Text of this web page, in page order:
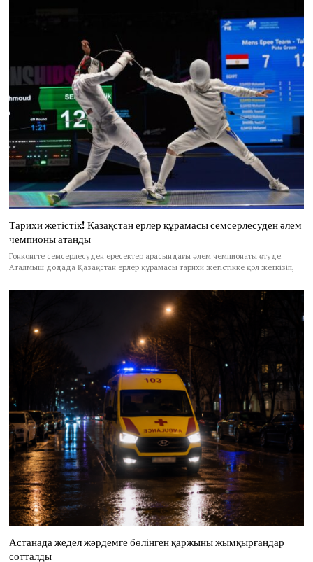
Тарихи жетістік! Қазақстан ерлер құрамасы семсерлесуден әлем
чемпионы атанды
Гонконгте семсерлесуден ересектер арасындағы әлем чемпионаты өтуде.
Аталмыш додада Қазақстан ерлер құрамасы тарихи жетістікке қол жеткізіп,
Астанада жедел жәрдемге бөлінген қаржыны жымқырғандар
сотталды